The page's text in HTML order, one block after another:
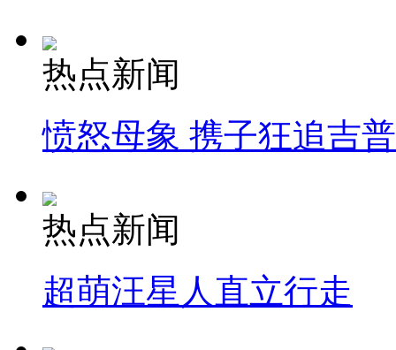
热点新闻
愤怒母象 携子狂追吉
热点新闻
超萌汪星人直立行走